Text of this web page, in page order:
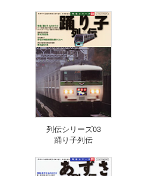
列伝シリーズ03
踊り子列伝